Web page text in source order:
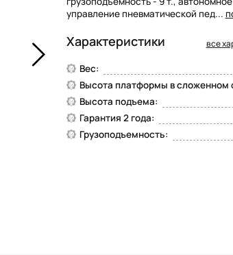
управление пневматической пед...
Характеристики все
Вес:
Высота платформы в сложенном
Высота подъема:
Гарантия 2 года:
Грузоподъемность: